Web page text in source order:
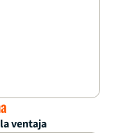
ventaja